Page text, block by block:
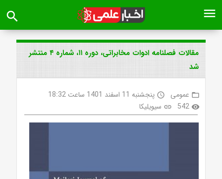
menu
search
مقالات فصلنامه ادوات مخابراتی، دوره ۱۱، شماره ۴ منتشر
شد
folder_open عمومی access_time پنجشنبه 11 اسفند 1401 ساعت 18:32
visibility
542
link سیویلیکا